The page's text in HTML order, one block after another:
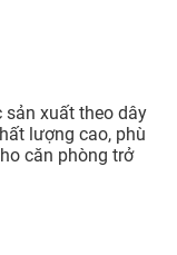
xuất theo dây
lượng cao, phù
căn phòng trở